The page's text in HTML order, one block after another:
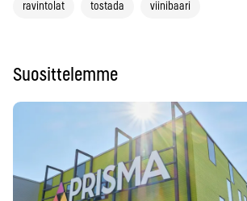
ravintolat tostada viinibaari
Suosittelemme